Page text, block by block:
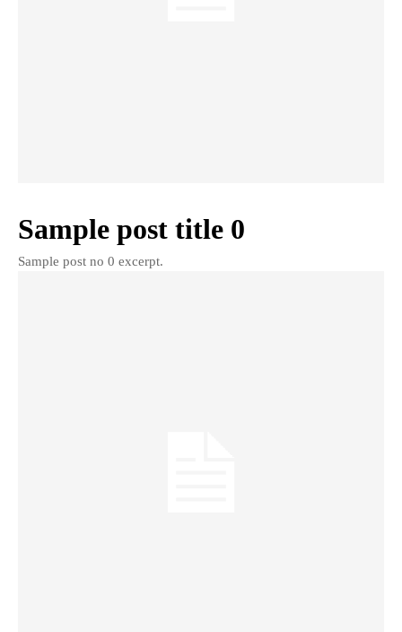
Sample post title 0
Sample post no 0 excerpt.